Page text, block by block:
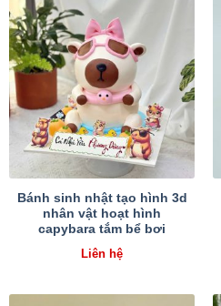
Bánh sinh nhật tạo hình 3d
nhân vật hoạt hình
capybara tắm bể bơi
Liên hệ